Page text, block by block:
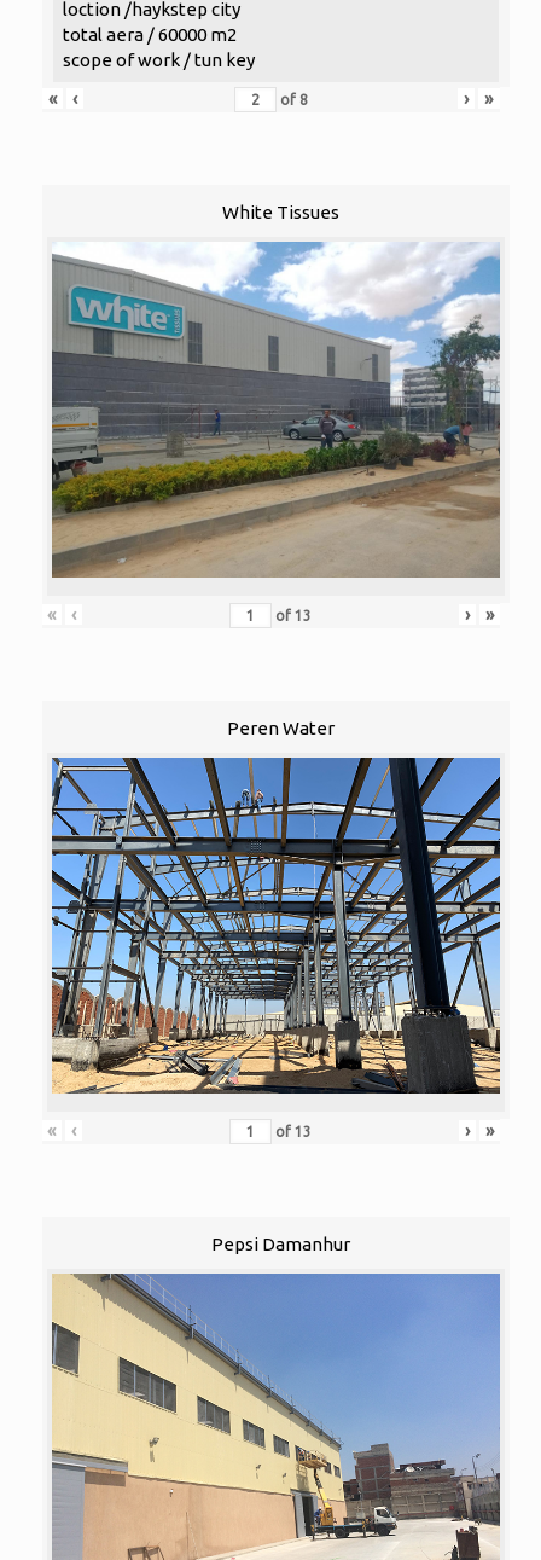
loction /haykstep city
total aera / 60000 m2
scope of work / tun key
«
‹ of 8 › »
White Tissues
« ‹ of 13 › »
Peren Water
« ‹ of 13 › »
Pepsi Damanhur